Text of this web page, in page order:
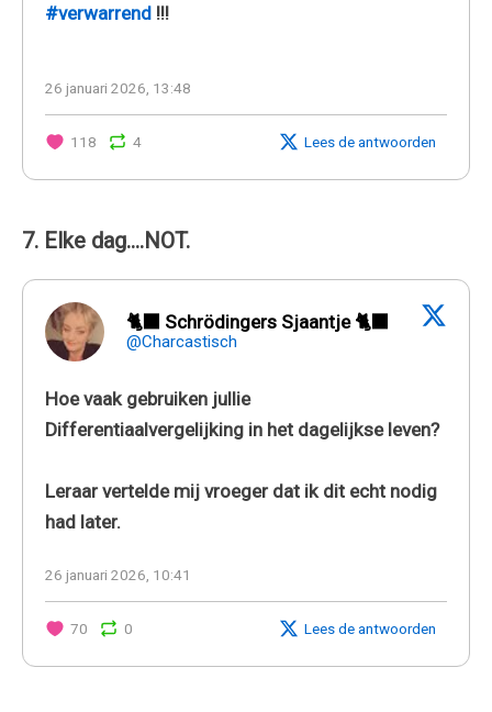
#verwarrend !!!
26 januari 2026, 13:48
118 4 Lees de antwoorden
7. Elke dag....NOT.
🐈‍⬛ Schrödingers Sjaantje 🐈‍⬛
@Charcastisch
Hoe vaak gebruiken jullie
Differentiaalvergelijking in het dagelijkse leven?
Leraar vertelde mij vroeger dat ik dit echt nodig
had later.
26 januari 2026, 10:41
70 0 Lees de antwoorden